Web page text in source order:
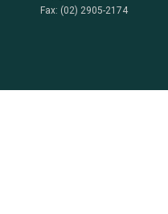
Fax: (02) 2905-2174